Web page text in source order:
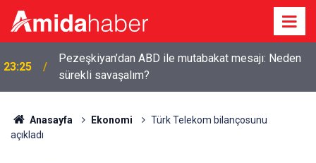
23:25
Pezeşkiyan’dan ABD ile mutabakat mesajı: Neden
sürekli savaşalım?
Anasayfa Ekonomi
Türk Telekom bilançosunu
açıkladı